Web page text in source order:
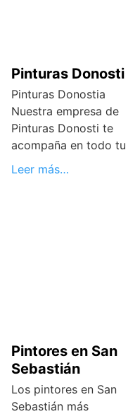
Pinturas Donosti
Pinturas Donostia
Nuestra empresa de
Pinturas Donosti te
acompaña en todo tu
Leer más…
Pintores en San
Sebastián
Los pintores en San
Sebastián más